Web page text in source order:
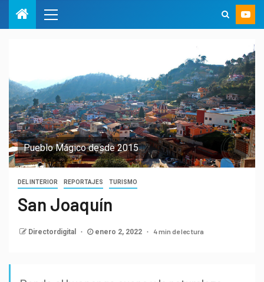
Pueblo Mágico desde 2015
DEL INTERIOR REPORTAJES TURISMO
San Joaquín
Directordigital enero 2, 2022 4 min de lectura